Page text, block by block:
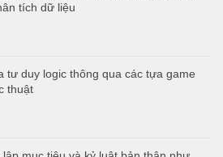
tích dữ liệu
tư duy logic thông qua các tựa game
thuật